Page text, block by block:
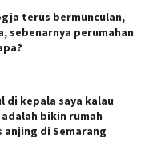
terus bermunculan,
sebenarnya perumahan
di kepala saya kalau
bikin rumah
di Semarang